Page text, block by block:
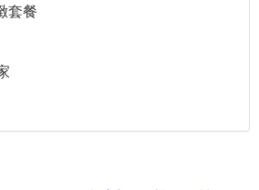
套餐